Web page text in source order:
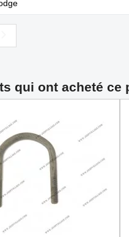
qui ont acheté ce